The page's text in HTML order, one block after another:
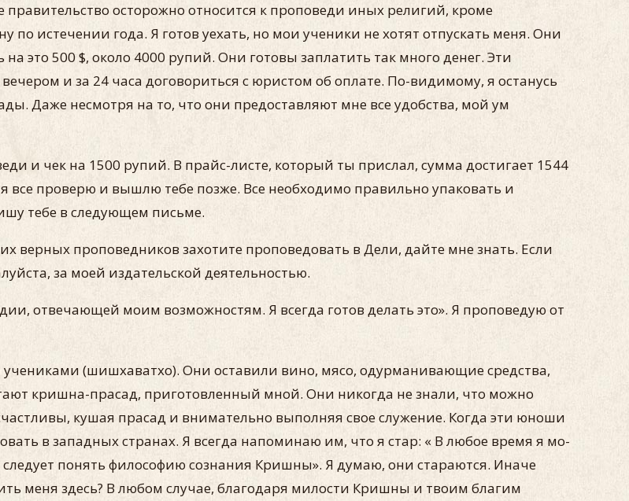
правительство осторожно относится к проповеди иных религий, кроме
по истечении года. Я готов уехать, но мои ученики не хотят отпускать меня. Они
это 500 $, около 4000 рупий. Они готовы заплатить так много денег. Эти
и за 24 часа договориться с юристом об оплате. По-видимому, я останусь
Да­же несмотря на то, что они предоставляют мне все удобства, мой ум
и чек на 1500 рупий. В прайс-листе, который ты прислал, сумма достигает 1544
все проверю и вышлю тебе позже. Все необ­ходимо правильно упаковать и
тебе в следующем письме.
верных проповедников захотите проповедовать в Дели, дайте мне знать. Если
за моей издательской деятельностью.
отвечающей моим возможностям. Я всегда готов делать это». Я проповедую от
(шишхаватхо). Они оставили вино, мясо, одурманива­ющие средства,
кришна-прасад, приготовленный мной. Они ни­когда не знали, что можно
кушая прасад и вниматель­но выполняя свое служение. Когда эти юноши
в западных стра­нах. Я всегда напоминаю им, что я стар: « В любое время я мо­
следу­ет понять философию сознания Кришны». Я думаю, они ста­раются. Иначе
меня здесь? В любом случае, благодаря милости Кришны и твоим благим